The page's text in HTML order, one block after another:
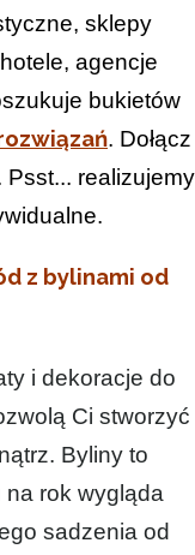
sklepy
agencje
bukietów
. Dołącz
realizujemy
z bylinami od
i dekoracje do
Ci stworzyć
Byliny to
rok wygląda
sadzenia od